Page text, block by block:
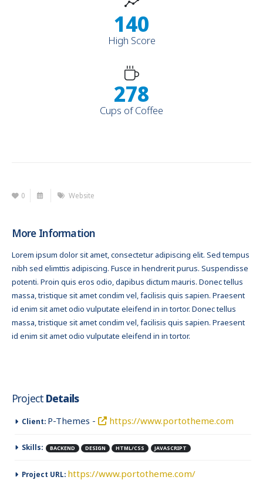
163
High Score
323
Cups of Coffee
0 Website
More Information
Lorem ipsum dolor sit amet, consectetur adipiscing elit. Sed tempus
nibh sed elimttis adipiscing. Fusce in hendrerit purus. Suspendisse
potenti. Proin quis eros odio, dapibus dictum mauris. Donec tellus
massa, tristique sit amet condim vel, facilisis quis sapien. Praesent
id enim sit amet odio vulputate eleifend in in tortor. Donec tellus
massa, tristique sit amet condim vel, facilisis quis sapien. Praesent
id enim sit amet odio vulputate eleifend in in tortor.
Project Details
Client: P-Themes - https://www.portotheme.com
Skills: BACKEND DESIGN HTML/CSS JAVASCRIPT
Project URL: https://www.portotheme.com/